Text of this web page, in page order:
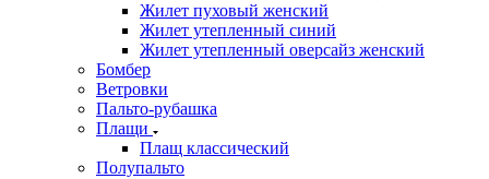
Жилет пуховый женский
Жилет утепленный синий
Жилет утепленный оверсайз женский
Бомбер
Ветровки
Пальто-рубашка
Плащи
Плащ классический
Полупальто